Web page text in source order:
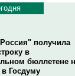
получила
в
бюллетене
Госдуму